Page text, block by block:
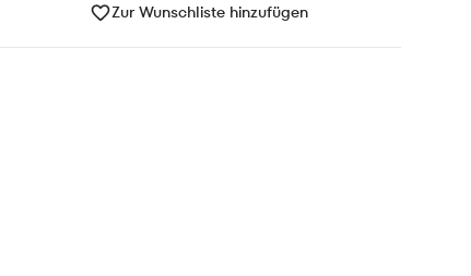
Zur Wunschliste hinzufügen